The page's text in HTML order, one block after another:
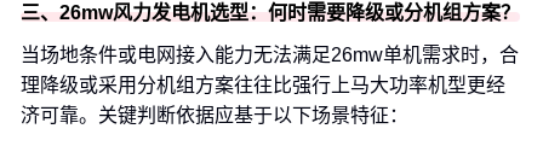
三、26mw风力发电机选型：何时需要降级或分机组方案？
当场地条件或电网接入能力无法满足26mw单机需求时，合
理降级或采用分机组方案往往比强行上马大功率机型更经
济可靠。关键判断依据应基于以下场景特征：